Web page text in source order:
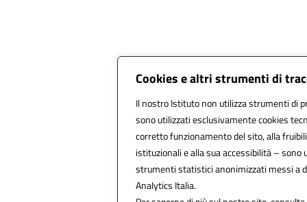
Cookies e altri strumenti di
Il nostro Istituto non utilizza strumenti di
sono utilizzati esclusivamente cookies
corretto funzionamento del sito, alla
istituzionali e alla sua accessibilità – sono
strumenti statistici anonimizzati messi a
Analytics Italia.